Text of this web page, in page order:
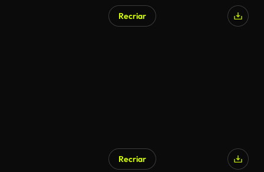
Recriar
Recriar